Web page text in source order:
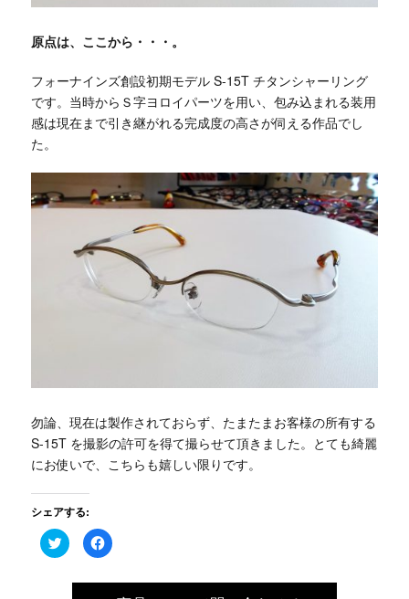
原点は、ここから・・・。
フォーナインズ創設初期モデル S-15T チタンシャーリング
です。当時からＳ字ヨロイパーツを用い、包み込まれる装用
感は現在まで引き継がれる完成度の高さが伺える作品でし
た。
勿論、現在は製作されておらず、たまたまお客様の所有する
S-15T を撮影の許可を得て撮らせて頂きました。とても綺麗
にお使いで、こちらも嬉しい限りです。
シェアする:
ク
リ
し
Facebook
で
す